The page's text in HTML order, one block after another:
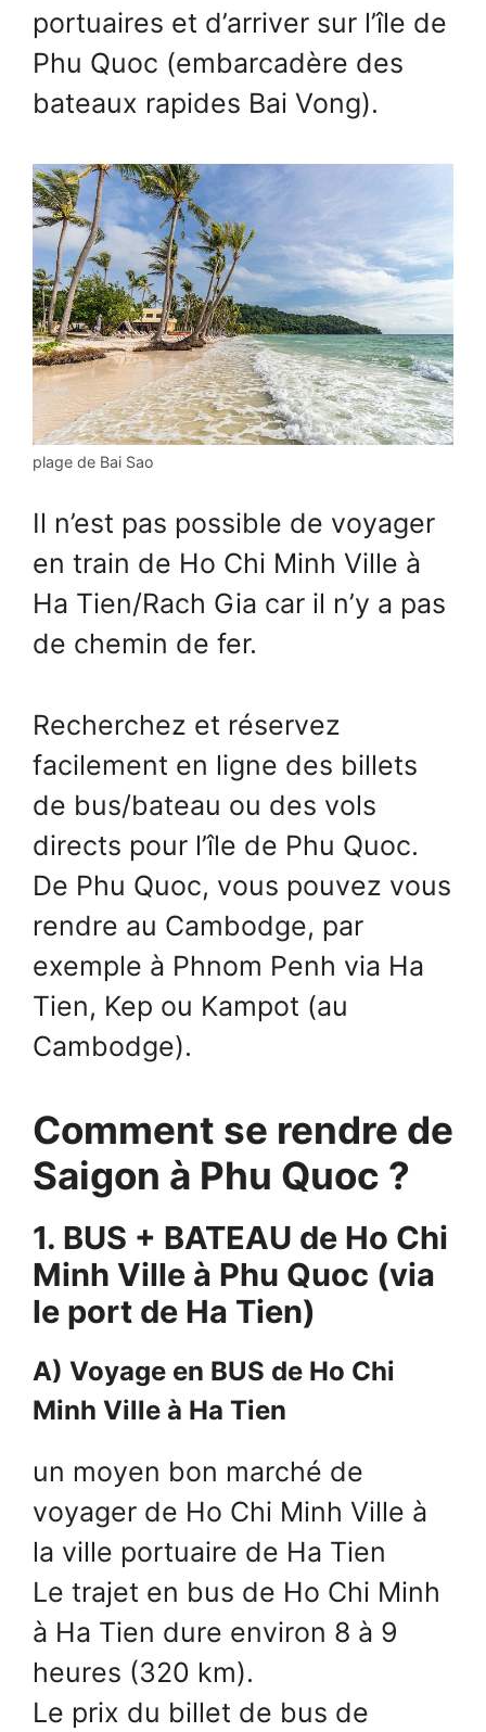
portuaires et d’arriver sur l’île de
Phu Quoc (embarcadère des
bateaux rapides Bai Vong).
plage de Bai Sao
Il n’est pas possible de voyager
en train de Ho Chi Minh Ville à
Ha Tien/Rach Gia car il n’y a pas
de chemin de fer.
Recherchez et réservez
facilement en ligne des billets
de bus/bateau ou des vols
directs pour l’île de Phu Quoc.
De Phu Quoc, vous pouvez vous
rendre au Cambodge, par
exemple à Phnom Penh via Ha
Tien, Kep ou Kampot (au
Cambodge).
Comment se rendre de
Saigon à Phu Quoc ?
1. BUS + BATEAU de Ho Chi
Minh Ville à Phu Quoc (via
le port de Ha Tien)
A) Voyage en BUS de Ho Chi
Minh Ville à Ha Tien
un moyen bon marché de
voyager de Ho Chi Minh Ville à
la ville portuaire de Ha Tien
Le trajet en bus de Ho Chi Minh
à Ha Tien dure environ 8 à 9
heures (320 km).
Le prix du billet de bus de